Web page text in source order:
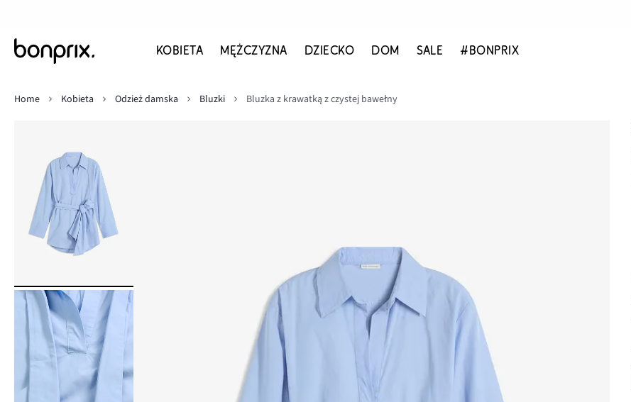
KOBIETA MĘŻCZYZNA DZIECKO DOM SALE #BONPRIX
Home
Kobieta Odzież damska Bluzki Bluzka z krawatką z czystej bawełny